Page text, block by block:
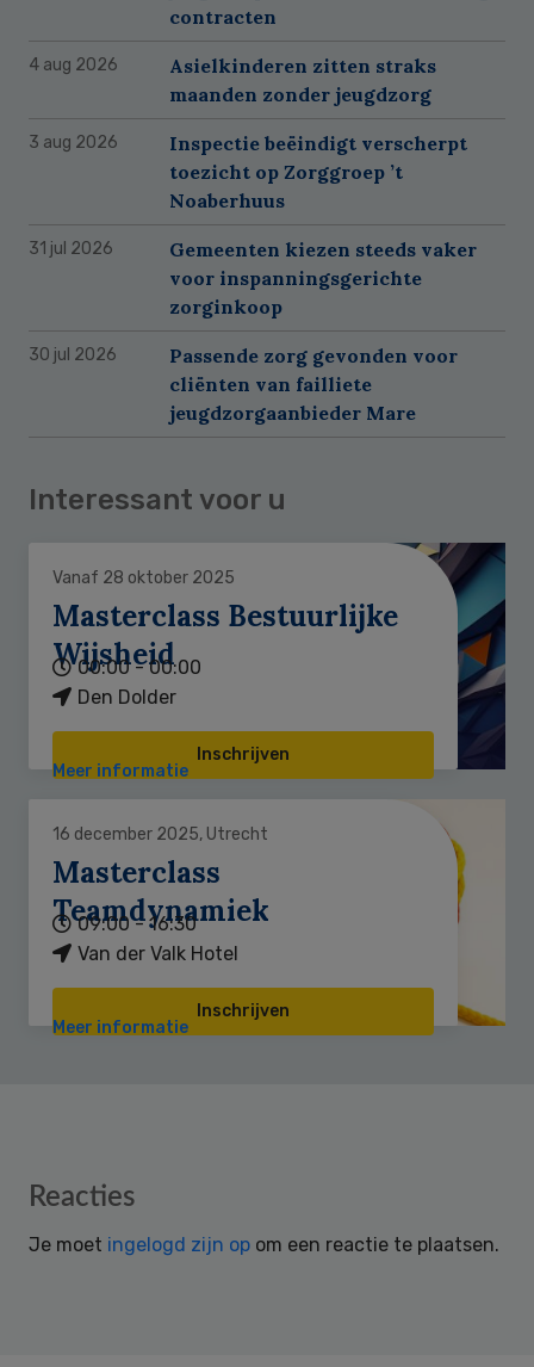
contracten
4 aug 2026
Asielkinderen zitten straks
maanden zonder jeugdzorg
3 aug 2026
Inspectie beëindigt verscherpt
toezicht op Zorggroep ’t
Noaberhuus
31 jul 2026
Gemeenten kiezen steeds vaker
voor inspanningsgerichte
zorginkoop
30 jul 2026
Passende zorg gevonden voor
cliënten van failliete
jeugdzorgaanbieder Mare
Interessant voor u
Vanaf 28 oktober 2025
Masterclass Bestuurlijke
Wijsheid
00:00 - 00:00
Den Dolder
Inschrijven
Meer informatie
16 december 2025, Utrecht
Masterclass
Teamdynamiek
09:00 - 16:30
Van der Valk Hotel
Inschrijven
Meer informatie
Reader
Reacties
Je moet ingelogd zijn op om een reactie te plaatsen.